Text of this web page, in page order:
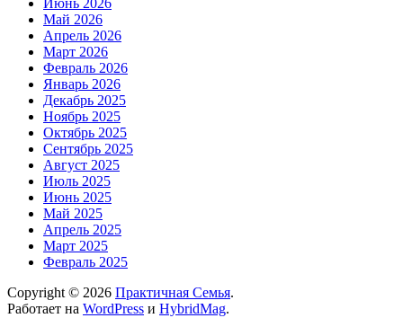
Июнь 2026
Май 2026
Апрель 2026
Март 2026
Февраль 2026
Январь 2026
Декабрь 2025
Ноябрь 2025
Октябрь 2025
Сентябрь 2025
Август 2025
Июль 2025
Июнь 2025
Май 2025
Апрель 2025
Март 2025
Февраль 2025
Copyright © 2026 Практичная Семья.
Работает на WordPress и HybridMag.